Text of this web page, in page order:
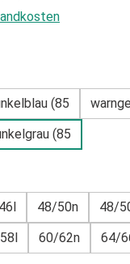
(85
(85
48/50n 48/
60/62n 64/